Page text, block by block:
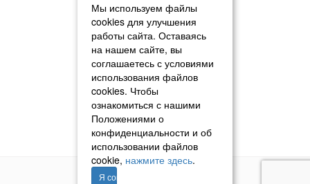
Мы используем файлы
cookies для улучшения
работы сайта. Оставаясь
на нашем сайте, вы
соглашаетесь с условиями
использования файлов
cookies. Чтобы
ознакомиться с нашими
Положениями о
конфиденциальности и об
использовании файлов
cookie, нажмите здесь.
Я согласен